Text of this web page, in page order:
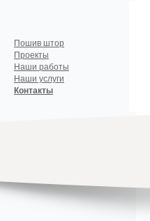
Пошив штор
Проекты
Наши работы
Наши услуги
Контакты